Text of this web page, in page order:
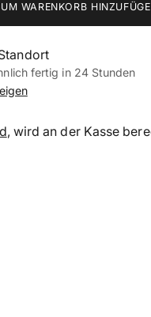
WARENKORB
fertig in 24 Stunden
, wird an der Kasse